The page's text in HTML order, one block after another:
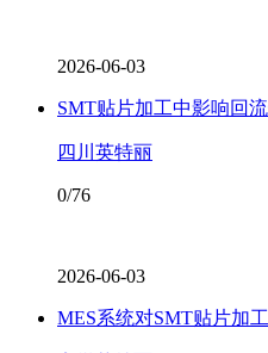
2026-06-03
SMT贴片加工中影响回
四川英特丽
0/76
2026-06-03
MES系统对SMT贴片加